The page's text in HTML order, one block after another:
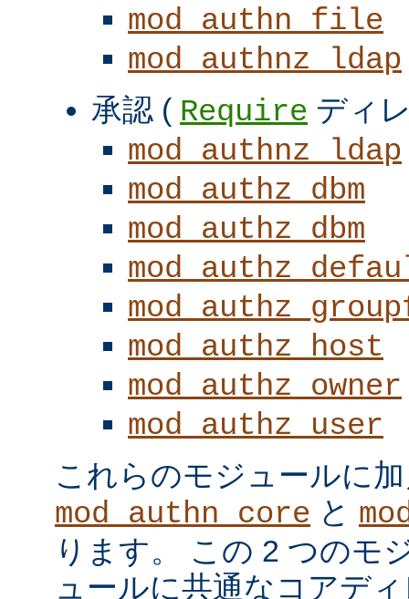
mod_authn_file
mod_authnz_ldap
承認 ( Require ディ
mod_authnz_ldap
mod_authz_dbm
mod_authz_dbm
mod_authz_host
mod_authz_owner
mod_authz_user
これらのモジュールに
mod_authn_core と
ります。 この 2 つのモ
ュールに共通なコアデ